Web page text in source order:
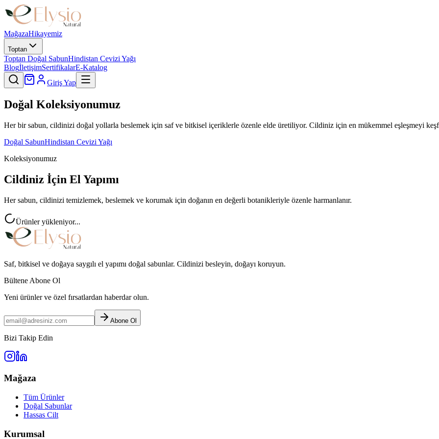
MağazaHikayemiz
Toptan
Toptan Doğal SabunHindistan Cevizi Yağı
BlogİletişimSertifikalarE-Katalog
Giriş Yap
Doğal Koleksiyonumuz
Her bir sabun, cildinizi doğal yollarla beslemek için saf ve bitkisel içeriklerle özenle elde üretiliyor. Cildiniz için en mükemmel eşleşmeyi
Doğal SabunHindistan Cevizi Yağı
Koleksiyonumuz
Cildiniz İçin El Yapımı
Her sabun, cildinizi temizlemek, beslemek ve korumak için doğanın en değerli botanikleriyle özenle harmanlanır.
Ürünler yükleniyor...
Saf, bitkisel ve doğaya saygılı el yapımı doğal sabunlar. Cildinizi besleyin, doğayı koruyun.
Bültene Abone Ol
Yeni ürünler ve özel fırsatlardan haberdar olun.
Abone Ol
Bizi Takip Edin
Mağaza
Tüm Ürünler
Doğal Sabunlar
Hassas Cilt
Kurumsal